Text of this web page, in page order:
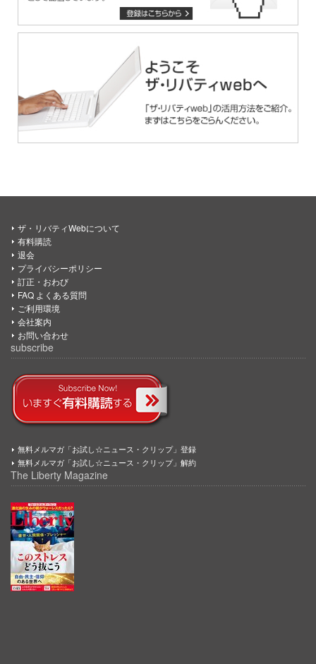
ザ・リバティWebについて
有料購読
退会
プライバシーポリシー
訂正・おわび
FAQ よくある質問
ご利用環境
会社案内
お問い合わせ
subscribe
無料メルマガ「お試し☆ニュース・クリップ」登録
無料メルマガ「お試し☆ニュース・クリップ」解約
The Liberty Magazine